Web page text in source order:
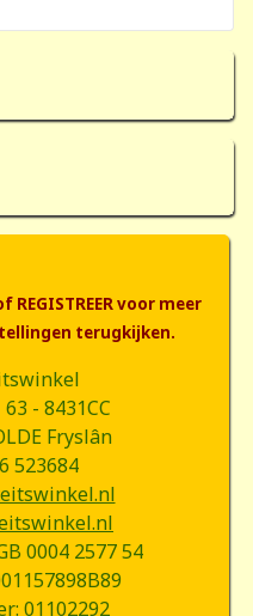
voor meer
terugkijken.
- 8431CC
Fryslân
523684
0004 2577 54
01102292